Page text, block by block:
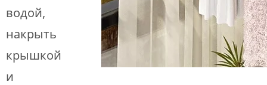
водой,
накрыть
крышкой
и